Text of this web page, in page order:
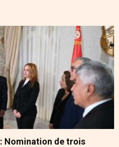
: Nomination de trois